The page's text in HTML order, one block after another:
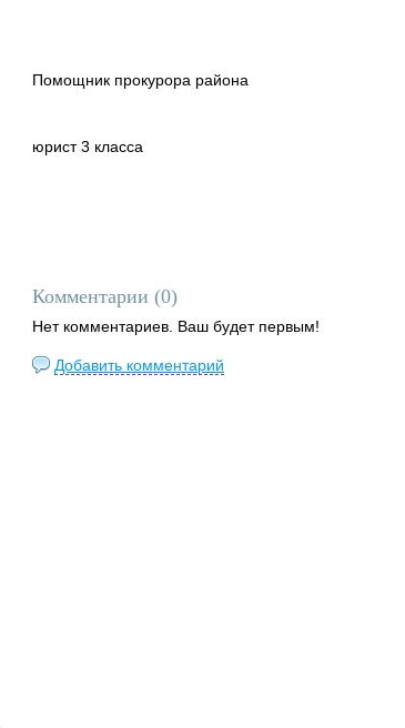
Помощник прокурора района
юрист 3 класса
Комментарии (0)
Нет комментариев. Ваш будет первым!
Добавить комментарий